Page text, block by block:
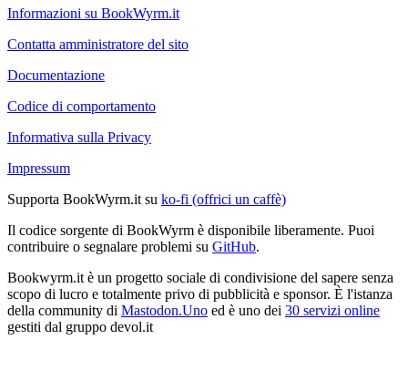
Informazioni su BookWyrm.it
Contatta amministratore del sito
Documentazione
Codice di comportamento
Informativa sulla Privacy
Impressum
Supporta BookWyrm.it su ko-fi (offrici un caffè)
Il codice sorgente di BookWyrm è disponibile liberamente. Puoi
contribuire o segnalare problemi su GitHub.
Bookwyrm.it è un progetto sociale di condivisione del sapere senza
scopo di lucro e totalmente privo di pubblicità e sponsor. È l'istanza
della community di Mastodon.Uno ed è uno dei 30 servizi online
gestiti dal gruppo devol.it